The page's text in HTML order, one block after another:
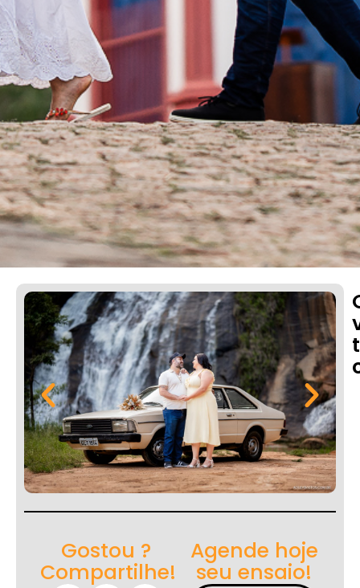
Gostou ?
Compartilhe!
Agende hoje
seu ensaio!